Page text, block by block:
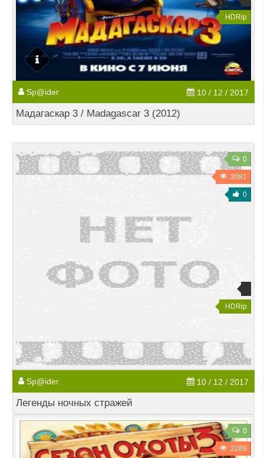
HDRip
Sp@ider 10 / 12 / 2017
Мадагаскар 3 / Madagascar 3 (2012)
0
2081
0
HDRip
Sp@ider 10 / 12 / 2017
Легенды ночных стражей
0
2289